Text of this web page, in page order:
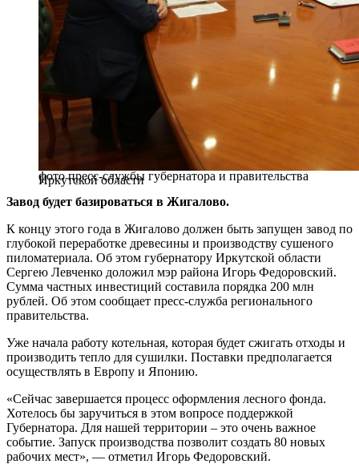
фото пресс-службы губернатора и правительства
Иркутской области
Завод будет базироваться в Жигалово.
К концу этого года в Жигалово должен быть запущен завод по
глубокой переработке древесины и производству сушеного
пиломатериала. Об этом губернатору Иркутской области
Сергею Левченко доложил мэр района Игорь Федоровский.
Сумма частных инвестиций составила порядка 200 млн
рублей. Об этом сообщает пресс-служба регионального
правительства.
Уже начала работу котельная, которая будет сжигать отходы и
производить тепло для сушилки. Поставки предполагается
осуществлять в Европу и Японию.
«Сейчас завершается процесс оформления лесного фонда.
Хотелось бы заручиться в этом вопросе поддержкой
Губернатора. Для нашей территории – это очень важное
событие. Запуск производства позволит создать 80 новых
рабочих мест», — отметил Игорь Федоровский.